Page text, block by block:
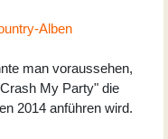
Alben
man voraussehen,
My Party" die
2014 anführen wird.